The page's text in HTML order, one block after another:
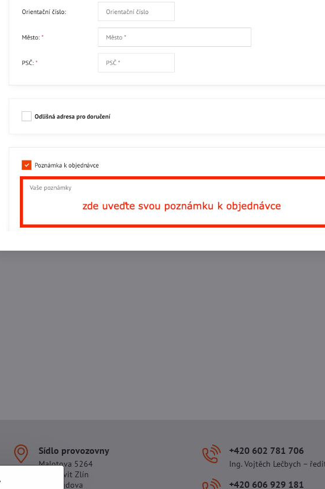
Sídlo provozovny
Malotova 5264
Areál Svit Zlín
113. budova
+420 602 781 706
Ing. Vojtěch Lečbych –
+420 606 929 181